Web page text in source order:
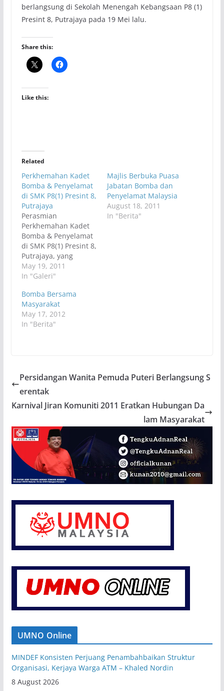
berlangsung di Sekolah Menengah Kebangsaan P8 (1)
Presint 8, Putrajaya pada 19 Mei lalu.
Share this:
Like this:
Related
Perkhemahan Kadet
Bomba & Penyelamat
di SMK P8(1) Presint 8,
Putrajaya
Perasmian
Perkhemahan Kadet
Bomba & Penyelamat
di SMK P8(1) Presint 8,
Putrajaya, yang
dirasmikan oleh Datuk
Seri Utama Tengku
Mansor pada 19 Mei
2011
May 19, 2011
In "Galeri"
Majlis Berbuka Puasa
Jabatan Bomba dan
Penyelamat Malaysia
August 18, 2011
In "Berita"
Bomba Bersama
Masyarakat
May 17, 2012
In "Berita"
Persidangan Wanita Pemuda Puteri Berlangsung S
erentak
Karnival Jiran Komuniti 2011 Eratkan Hubungan Da
lam Masyarakat
UMNO Online
MINDEF Konsisten Perjuang Penambahbaikan Struktur
Organisasi, Kerjaya Warga ATM – Khaled Nordin
8 August 2026